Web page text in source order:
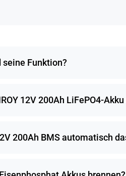
seine Funktion?
12V 200Ah LiFePO4-
200Ah BMS automatisch